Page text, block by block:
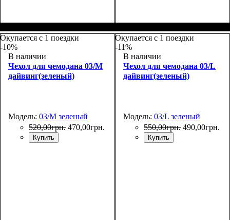
Окупается с 1 поездки
-10%
В наличии
Чехол для чемодана 03/M
дайвинг(зеленый)
Модель: 03/M зеленый
520,00грн. 470,00грн.
Купить
Окупается с 1 поездки
-11%
В наличии
Чехол для чемодана 03/L
дайвинг(зеленый)
Модель: 03/L зеленый
550,00грн. 490,00грн.
Купить